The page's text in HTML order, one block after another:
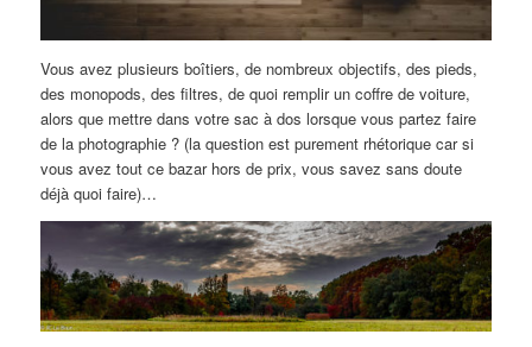
Vous avez plusieurs boîtiers, de nombreux objectifs, des pieds,
des monopods, des filtres, de quoi remplir un coffre de voiture,
alors que mettre dans votre sac à dos lorsque vous partez faire
de la photographie ? (la question est purement rhétorique car si
vous avez tout ce bazar hors de prix, vous savez sans doute
déjà quoi faire)…